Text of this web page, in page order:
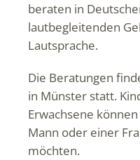
beraten in
lautbegleitenden
Lautsprache.
Die Beratungen
in Münster statt.
Erwachsene
Mann oder einer
möchten.